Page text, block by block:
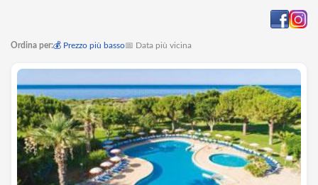
Ordina per:💰 Prezzo più basso📅 Data più vicina